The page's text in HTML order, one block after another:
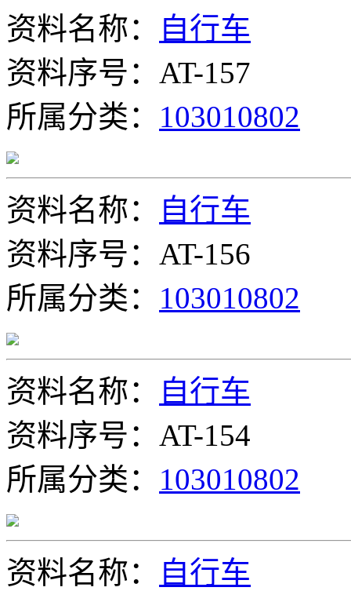
资料名称：
自行车
资料序号：AT-157
所属分类： 103010802
资料名称：
自行车
资料序号：AT-156
所属分类： 103010802
资料名称：
自行车
资料序号：AT-154
所属分类： 103010802
资料名称：
自行车